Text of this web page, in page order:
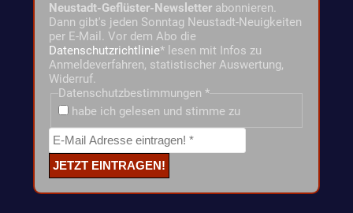
Neustadt-Geflüster-Newsletter abonnieren.
Dann gibt's jeden Sonntag Neustadt-Neuigkeiten
per E-Mail. Vor dem Abo die
Datenschutzrichtlinie* lesen mit Infos zu
Anmeldeverfahren, statistischer Auswertung,
Widerruf.
Datenschutzbestimmungen *
habe ich gelesen und stimme zu